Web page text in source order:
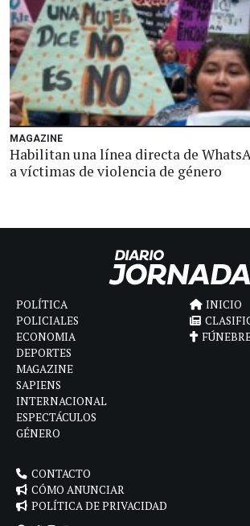
MAGAZINE
Habilitan una línea directa de
a víctimas de violencia de género
POLÍTICA
POLICIALES
ECONOMIA
DEPORTES
MAGAZINE
SAPIENS
INTERNACIONAL
ESPECTÁCULOS
GÉNERO
INICIO
CONTACTO
CÓMO ANUNCIAR
POLÍTICA DE PRIVACIDAD